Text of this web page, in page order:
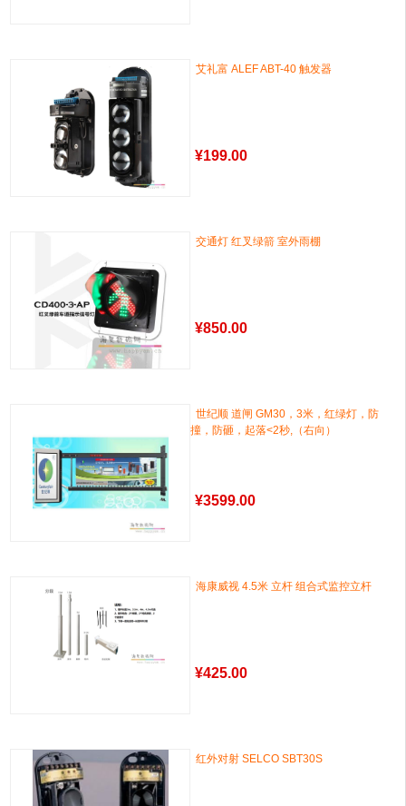
艾礼富 ALEF ABT-40 触发器
¥199.00
交通灯 红叉绿箭 室外雨棚
¥850.00
世纪顺 道闸 GM30，3米，红绿灯，防
撞，防砸，起落<2秒,（右向）
¥3599.00
海康威视 4.5米 立杆 组合式监控立杆
¥425.00
红外对射 SELCO SBT30S